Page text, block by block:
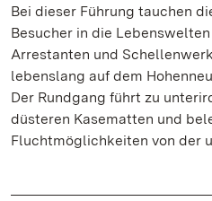
Bei dieser Führung tauchen
Besucher in die
Arrestanten und
lebenslang auf dem
Der Rundgang führt zu
düsteren Kasematten und
Fluchtmöglichkeiten von der